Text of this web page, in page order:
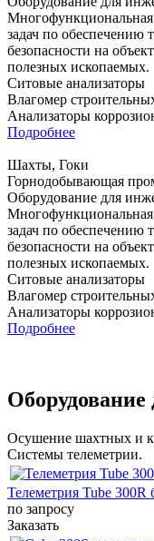
Многофункциональная
задач по
безопасности на
полезных ископаемых.
Ситовые анализаторы
Влагомер
Анализаторы
Подробнее
Шахты, Гоки
Горнодобывающая
Оборудование для
Многофункциональная
задач по
безопасности на
полезных ископаемых.
Ситовые анализаторы
Влагомер
Анализаторы
Подробнее
Оборудование
Осушение шахтных и
Системы телеметрии.
Телеметрия Tube 300R
по запросу
Заказать